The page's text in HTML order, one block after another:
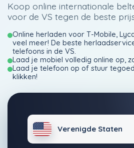
Koop online internationale
voor de VS tegen de beste
Online herladen voor T-Mobile,
veel meer! De beste
telefoons in de VS.
Laad je mobiel volledig online op,
Laad je telefoon op of stuur
klikken!
Verenigde Staten